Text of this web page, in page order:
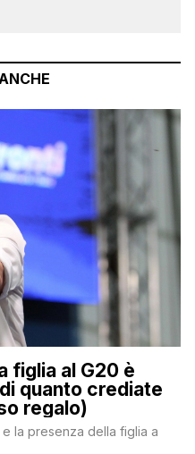
figlia al G20 è
quanto crediate
regalo)
la presenza della figlia a